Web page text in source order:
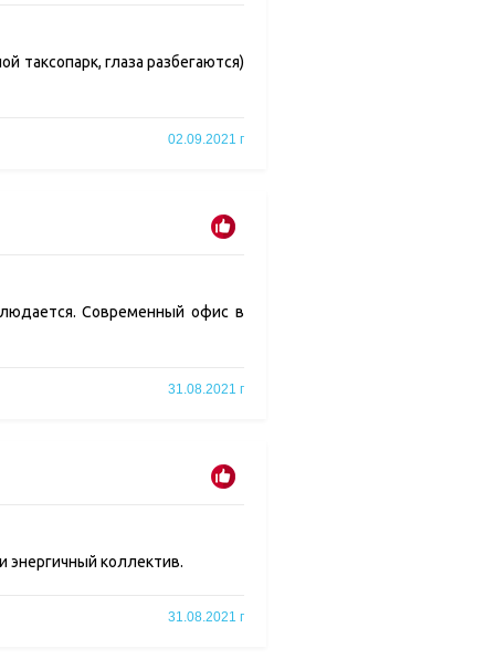
таксопарк, глаза разбегаются)
02.09.2021 г
Современный офис в
31.08.2021 г
коллектив.
31.08.2021 г